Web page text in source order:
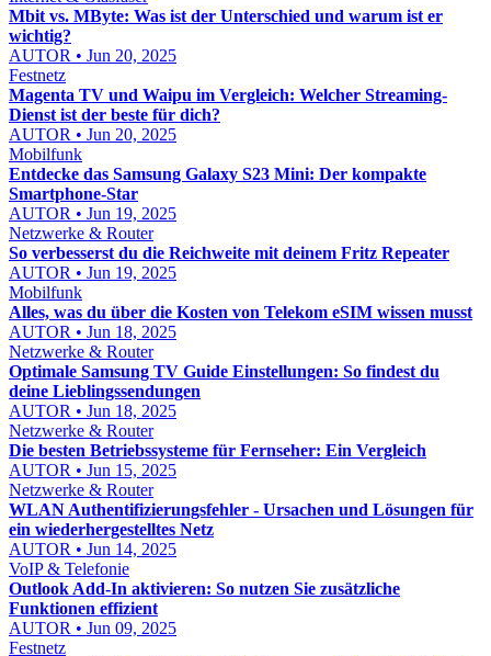
Mbit vs. MByte: Was ist der Unterschied und warum ist er
wichtig?
AUTOR • Jun 20, 2025
Festnetz
Magenta TV und Waipu im Vergleich: Welcher Streaming-
Dienst ist der beste für dich?
AUTOR • Jun 20, 2025
Mobilfunk
Entdecke das Samsung Galaxy S23 Mini: Der kompakte
Smartphone-Star
AUTOR • Jun 19, 2025
Netzwerke & Router
So verbesserst du die Reichweite mit deinem Fritz Repeater
AUTOR • Jun 19, 2025
Mobilfunk
Alles, was du über die Kosten von Telekom eSIM wissen musst
AUTOR • Jun 18, 2025
Netzwerke & Router
Optimale Samsung TV Guide Einstellungen: So findest du
deine Lieblingssendungen
AUTOR • Jun 18, 2025
Netzwerke & Router
Die besten Betriebssysteme für Fernseher: Ein Vergleich
AUTOR • Jun 15, 2025
Netzwerke & Router
WLAN Authentifizierungsfehler - Ursachen und Lösungen für
ein wiederhergestelltes Netz
AUTOR • Jun 14, 2025
VoIP & Telefonie
Outlook Add-In aktivieren: So nutzen Sie zusätzliche
Funktionen effizient
AUTOR • Jun 09, 2025
Festnetz